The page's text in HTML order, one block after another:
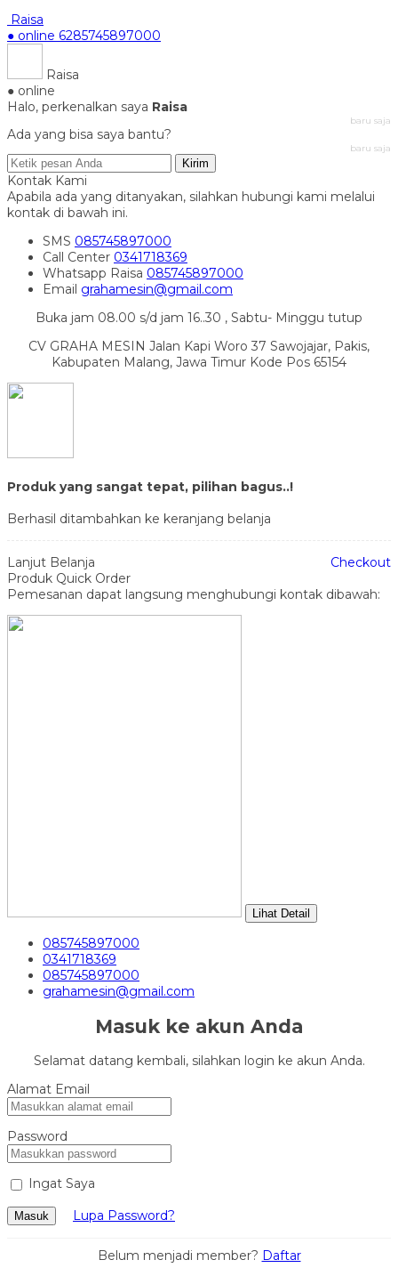
Raisa
● online 6285745897000
Raisa
● online
Halo, perkenalkan saya Raisa
baru saja
Ada yang bisa saya bantu?
baru saja
Kirim
Kontak Kami
Apabila ada yang ditanyakan, silahkan hubungi kami melalui
kontak di bawah ini.
SMS 085745897000
Call Center 0341718369
Whatsapp Raisa 085745897000
Email grahamesin@gmail.com
Buka jam 08.00 s/d jam 16..30 , Sabtu- Minggu tutup
CV GRAHA MESIN Jalan Kapi Woro 37 Sawojajar, Pakis,
Kabupaten Malang, Jawa Timur Kode Pos 65154
Produk yang sangat tepat, pilihan bagus..!
Berhasil ditambahkan ke keranjang belanja
Lanjut Belanja
Checkout
Produk Quick Order
Pemesanan dapat langsung menghubungi kontak dibawah:
Lihat Detail
085745897000
0341718369
085745897000
grahamesin@gmail.com
Masuk ke akun Anda
Selamat datang kembali, silahkan login ke akun Anda.
Alamat Email
Password
Ingat Saya
Masuk Lupa Password?
Belum menjadi member? Daftar